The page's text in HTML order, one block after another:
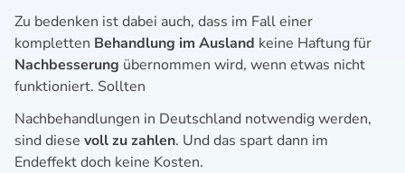
Zu bedenken ist dabei auch, dass im Fall einer
kompletten Behandlung im Ausland keine Haftung für
Nachbesserung übernommen wird, wenn etwas nicht
funktioniert. Sollten
Nachbehandlungen in Deutschland notwendig werden,
sind diese voll zu zahlen. Und das spart dann im
Endeffekt doch keine Kosten.